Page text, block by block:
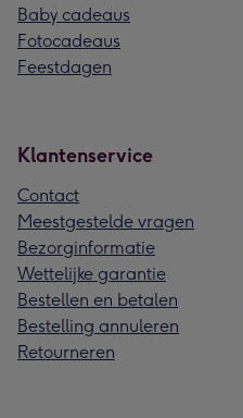
Baby cadeaus
Fotocadeaus
Feestdagen
Klantenservice
Contact
Meestgestelde vragen
Bezorginformatie
Wettelijke garantie
Bestellen en betalen
Bestelling annuleren
Retourneren